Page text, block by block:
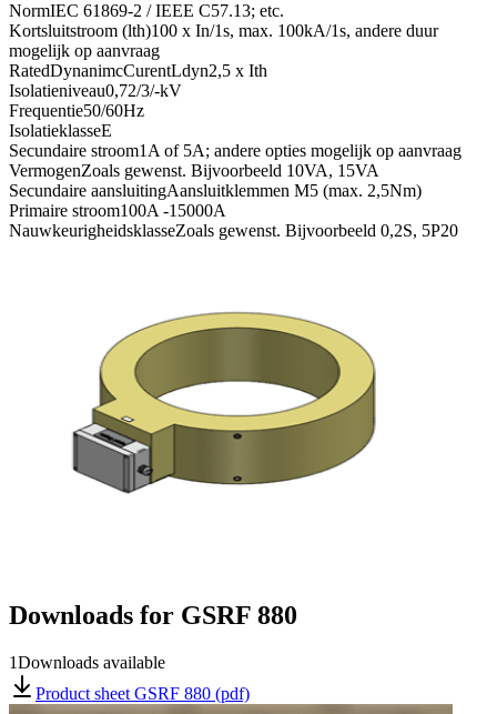
NormIEC 61869-2 / IEEE C57.13; etc.
Kortsluitstroom (lth)100 x In/1s, max. 100kA/1s, andere duur
mogelijk op aanvraag
RatedDynanimcCurentLdyn2,5 x Ith
Isolatieniveau0,72/3/-kV
Frequentie50/60Hz
IsolatieklasseE
Secundaire stroom1A of 5A; andere opties mogelijk op aanvraag
VermogenZoals gewenst. Bijvoorbeeld 10VA, 15VA
Secundaire aansluitingAansluitklemmen M5 (max. 2,5Nm)
Primaire stroom100A -15000A
NauwkeurigheidsklasseZoals gewenst. Bijvoorbeeld 0,2S, 5P20
Downloads for GSRF 880
1Downloads available
Product sheet GSRF 880 (pdf)